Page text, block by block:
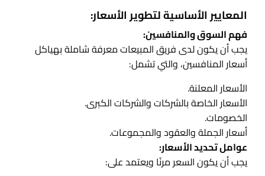
المعايير الأساسية لتطوير الأسعار:
فهم السوق والمنافسين:
يجب أن يكون لدى فريق المبيعات معرفة شاملة بهياكل
أسعار المنافسين، والتي تشمل:
الأسعار المعلنة.
الأسعار الخاصة بالشركات والشركات الكبرى.
الخصومات.
أسعار الجملة والعقود والمجموعات.
عوامل تحديد الأسعار:
يجب أن يكون السعر مرنًا ويعتمد على: